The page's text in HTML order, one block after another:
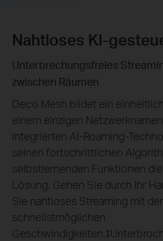
Nahtloses KI-
Unterbrechungsfreies
zwischen Räumen
Deco Mesh bildet ein
einem einzigen
integrierten AI-Roaming-
seinen fortschrittlichen
selbstlernenden Funktionen
Lösung. Gehen Sie durch Ihr
Sie nahtloses Streaming mit
schnellstmöglichen
Geschwindigkeiten.‡